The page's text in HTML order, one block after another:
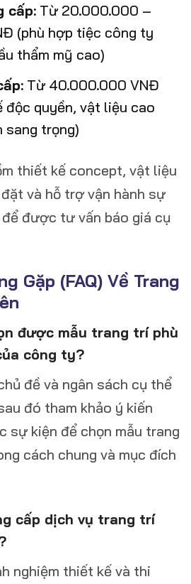
cấp:Từ 20.000.000 –
(phù hợp tiệc công ty
thẩm mỹ cao)
Từ 40.000.000 VNĐ
quyền, vật liệu cao
sang trọng)
thiết kế concept, vật liệu
và hỗ trợ vận hành sự
được tư vấn báo giá cụ
Gặp (FAQ) Về Trang
được mẫu trang trí phù
công ty?
đề và ngân sách cụ thể
đó tham khảo ý kiến
sự kiện để chọn mẫu trang
cách chung và mục đích
cấp dịch vụ trang trí
nghiệm thiết kế và thi